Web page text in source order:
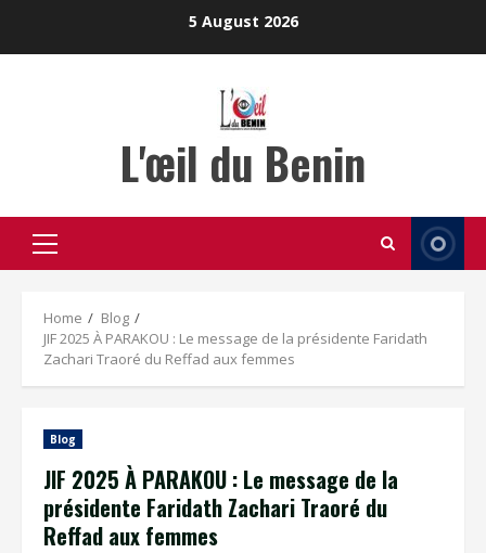
5 August 2026
L'œil du Benin
Primary
Menu
Home
Blog
JIF 2025 À PARAKOU : Le message de la présidente Faridath
Zachari Traoré du Reffad aux femmes
Blog
JIF 2025 À PARAKOU : Le message de la
présidente Faridath Zachari Traoré du
Reffad aux femmes